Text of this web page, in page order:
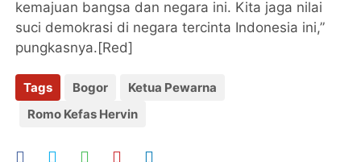
kemajuan bangsa dan negara ini. Kita jaga nilai
suci demokrasi di negara tercinta Indonesia ini,”
pungkasnya.[Red]
Tags Bogor
Ketua Pewarna
Romo Kefas Hervin